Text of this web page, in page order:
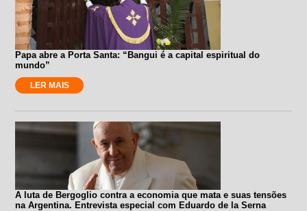
Papa abre a Porta Santa: “Bangui é a capital espiritual do
mundo”
LER MAIS
A luta de Bergoglio contra a economia que mata e suas tensões
na Argentina. Entrevista especial com Eduardo de la Serna